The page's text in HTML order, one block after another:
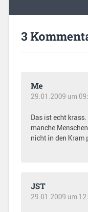
3
Me
29.01.2009 um
Das ist echt
manche
nicht in den Kram
JST
29.01.2009 um